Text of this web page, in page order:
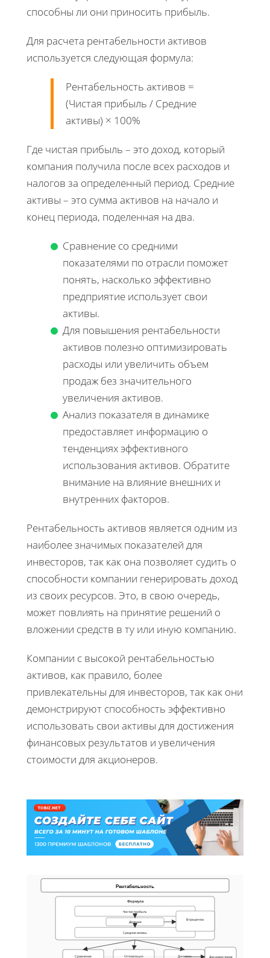
способны ли они приносить прибыль.
Для расчета рентабельности активов
используется следующая формула:
Рентабельность активов =
(Чистая прибыль / Средние
активы) × 100%
Где чистая прибыль – это доход, который
компания получила после всех расходов и
налогов за определенный период. Средние
активы – это сумма активов на начало и
конец периода, поделенная на два.
Сравнение со средними
показателями по отрасли поможет
понять, насколько эффективно
предприятие использует свои
активы.
Для повышения рентабельности
активов полезно оптимизировать
расходы или увеличить объем
продаж без значительного
увеличения активов.
Анализ показателя в динамике
предоставляет информацию о
тенденциях эффективного
использования активов. Обратите
внимание на влияние внешних и
внутренних факторов.
Рентабельность активов является одним из
наиболее значимых показателей для
инвесторов, так как она позволяет судить о
способности компании генерировать доход
из своих ресурсов. Это, в свою очередь,
может повлиять на принятие решений о
вложении средств в ту или иную компанию.
Компании с высокой рентабельностью
активов, как правило, более
привлекательны для инвесторов, так как они
демонстрируют способность эффективно
использовать свои активы для достижения
финансовых результатов и увеличения
стоимости для акционеров.
Рентабельность
Формула
Чистая прибыль
Деление
Средние активы
В процентах
Сравнение Оптимизация Динамика Для инвесторов